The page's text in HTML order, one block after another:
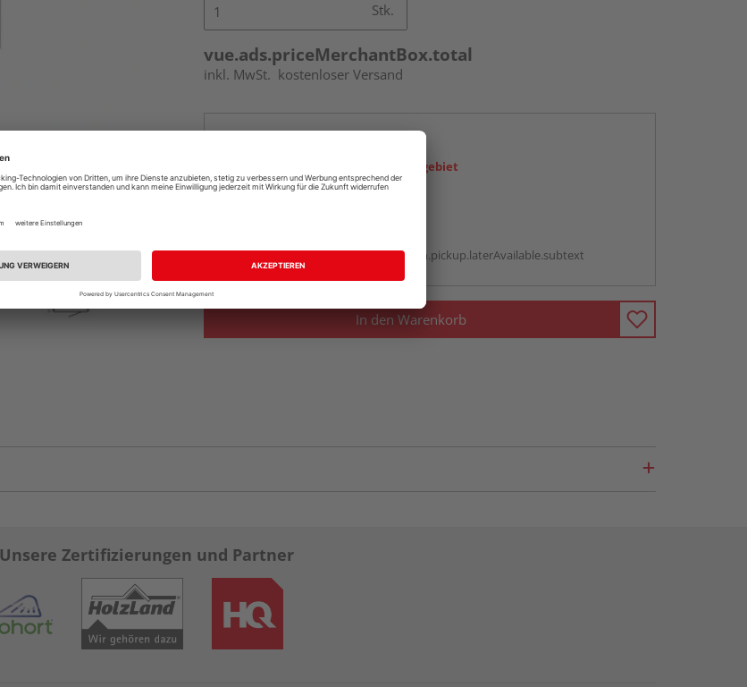
Stk.
vue.ads.priceMerchantBox.total
inkl. MwSt. kostenloser Versand
Ihr Standort ist nicht im Liefergebiet
vue.ads.priceMerchantBox.option.pickup.laterAvailable.subtext
In den Warenkorb
Unsere Zertifizierungen und Partner